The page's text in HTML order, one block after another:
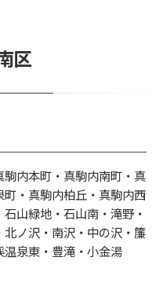
区
駒内本町・真駒内南町・真
・真駒内柏丘・真駒内西
山緑地・石山南・滝野・
ノ沢・南沢・中の沢・簾
泉東・豊滝・小金湯